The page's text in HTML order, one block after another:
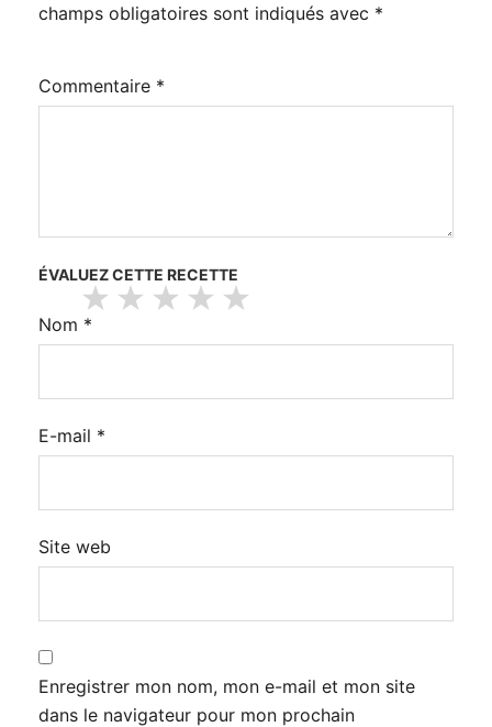
champs obligatoires sont indiqués avec *
Commentaire *
ÉVALUEZ CETTE RECETTE
Nom *
E-mail *
Site web
Enregistrer mon nom, mon e-mail et mon site
dans le navigateur pour mon prochain